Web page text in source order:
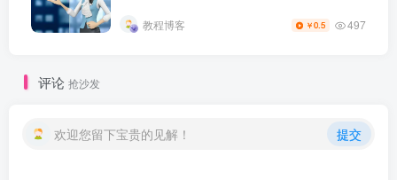
教程博客 ￥0.5 497
评论 抢沙发
欢迎您留下宝贵的见解！ 提交